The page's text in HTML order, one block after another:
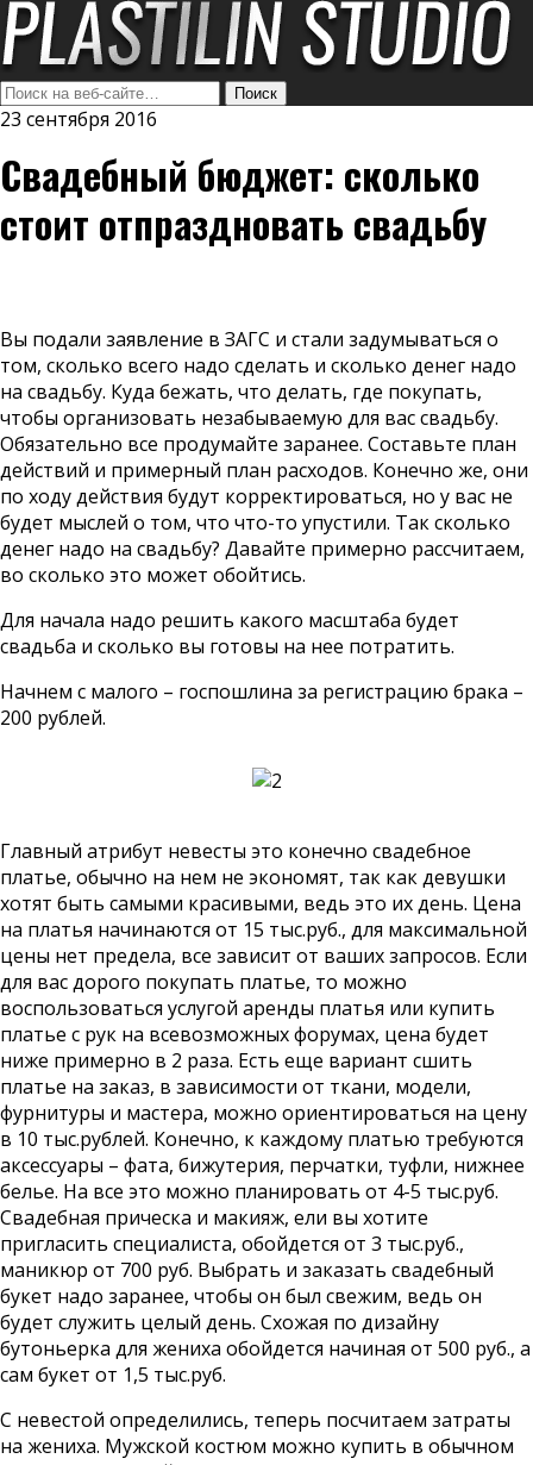
23 сентября 2016
Свадебный бюджет: сколько
стоит отпраздновать свадьбу
Вы подали заявление в ЗАГС и стали задумываться о
том, сколько всего надо сделать и сколько денег надо
на свадьбу. Куда бежать, что делать, где покупать,
чтобы организовать незабываемую для вас свадьбу.
Обязательно все продумайте заранее. Составьте план
действий и примерный план расходов. Конечно же, они
по ходу действия будут корректироваться, но у вас не
будет мыслей о том, что что-то упустили. Так сколько
денег надо на свадьбу? Давайте примерно рассчитаем,
во сколько это может обойтись.
Для начала надо решить какого масштаба будет
свадьба и сколько вы готовы на нее потратить.
Начнем с малого – госпошлина за регистрацию брака –
200 рублей.
Главный атрибут невесты это конечно свадебное
платье, обычно на нем не экономят, так как девушки
хотят быть самыми красивыми, ведь это их день. Цена
на платья начинаются от 15 тыс.руб., для максимальной
цены нет предела, все зависит от ваших запросов. Если
для вас дорого покупать платье, то можно
воспользоваться услугой аренды платья или купить
платье с рук на всевозможных форумах, цена будет
ниже примерно в 2 раза. Есть еще вариант сшить
платье на заказ, в зависимости от ткани, модели,
фурнитуры и мастера, можно ориентироваться на цену
в 10 тыс.рублей. Конечно, к каждому платью требуются
аксессуары – фата, бижутерия, перчатки, туфли, нижнее
белье. На все это можно планировать от 4-5 тыс.руб.
Свадебная прическа и макияж, ели вы хотите
пригласить специалиста, обойдется от 3 тыс.руб.,
маникюр от 700 руб. Выбрать и заказать свадебный
букет надо заранее, чтобы он был свежим, ведь он
будет служить целый день. Схожая по дизайну
бутоньерка для жениха обойдется начиная от 500 руб., а
сам букет от 1,5 тыс.руб.
С невестой определились, теперь посчитаем затраты
на жениха. Мужской костюм можно купить в обычном